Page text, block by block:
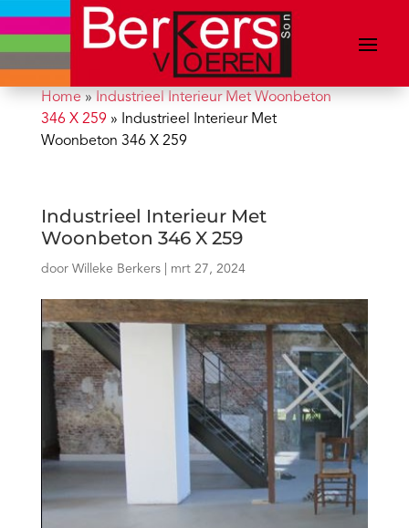
Home» Industrieel Interieur Met Woonbeton
346 X 259 »
Industrieel Interieur Met
Woonbeton 346 X 259
Industrieel Interieur Met
Woonbeton 346 X 259
door Willeke Berkers| mrt 27, 2024